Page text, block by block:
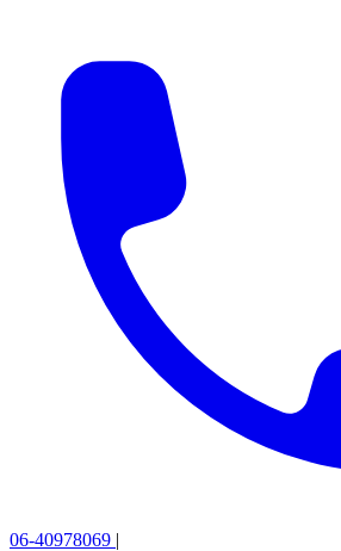
06-40978069 |